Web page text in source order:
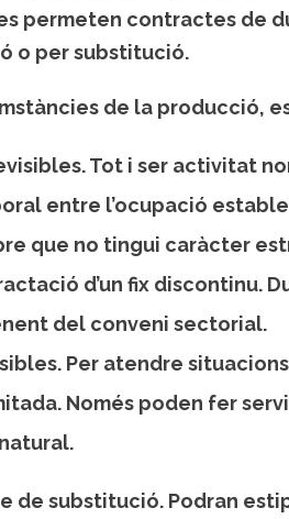
permeten contractes de
o per substitució.
de la producció,
Tot i ser activitat
entre l’ocupació
que no tingui caràcter
d’un fix discontinu.
del conveni sectorial.
Per atendre
Només poden fer
natural.
de substitució. Podran